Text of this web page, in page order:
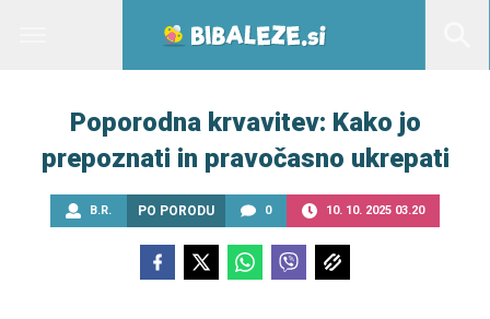
Poporodna krvavitev: Kako jo
prepoznati in pravočasno ukrepati
B.R. PO PORODU 0 10. 10. 2025 03.20